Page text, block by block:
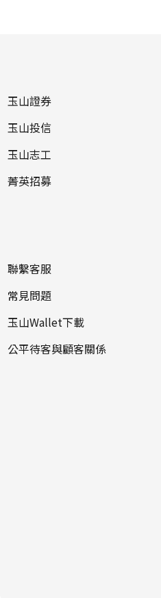
玉山證券
玉山投信
玉山志工
菁英招募
聯繫客服
常見問題
玉山Wallet下載
公平待客與顧客關係